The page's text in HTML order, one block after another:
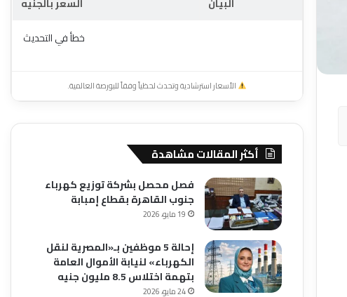
خطأ في التحديث
الأسعار استرشادية وتحدث لحظياً وفقاً للبورصة العالمية.
أكثر المقالات مشاهدة
فصل محصل بشركة توزيع كهرباء
جنوب القاهرة بقطاع إمبابة
19 مايو، 2026
إحالة 5 موظفين بـ«المصرية لنقل
الكهرباء» لنيابة الأموال العامة
بتهمة اختلاس 8.5 مليون جنيه
24 مايو، 2026